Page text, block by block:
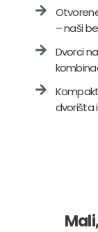
– naši
Dvorci
dvorišta